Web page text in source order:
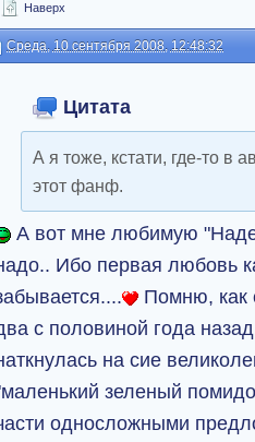
Наверх
Среда, 10 сентября 2008, 12:48:32
Цитата
А я тоже, кстати, где-то в
этот фанф.
А вот мне любимую
Ибо первая любовь
Помню, как
с половиной года
на сие
зеленый
односложными